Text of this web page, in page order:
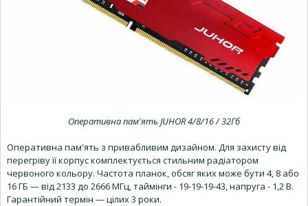
Оперативна пам'ять JUHOR 4/8/16 / 32Гб
Оперативна пам'ять з привабливим дизайном. Для захисту від
перегріву її корпус комплектується стильним радіатором
червоного кольору. Частота планок, обсяг яких може бути 4, 8 або
16 ГБ — від 2133 до 2666 МГц, таймінги - 19-19-19-43, напруга - 1,2 В.
Гарантійний термін — цілих 3 роки.